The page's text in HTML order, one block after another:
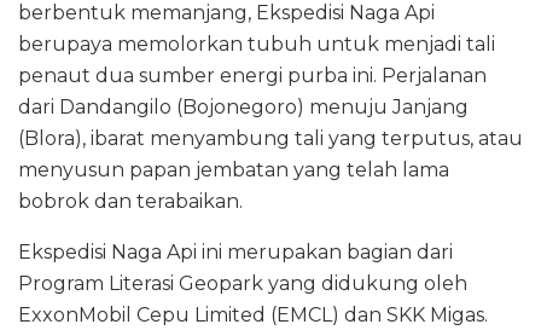
berbentuk memanjang, Ekspedisi Naga Api
berupaya memolorkan tubuh untuk menjadi tali
penaut dua sumber energi purba ini. Perjalanan
dari Dandangilo (Bojonegoro) menuju Janjang
(Blora), ibarat menyambung tali yang terputus, atau
menyusun papan jembatan yang telah lama
bobrok dan terabaikan.
Ekspedisi Naga Api ini merupakan bagian dari
Program Literasi Geopark yang didukung oleh
ExxonMobil Cepu Limited (EMCL) dan SKK Migas.